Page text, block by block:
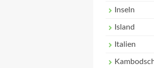
Inseln
Island
Italien